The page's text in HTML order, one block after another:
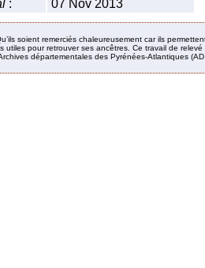
: 07 Nov 2013
soient remerciés chaleureusement car ils
pour retrouver ses ancêtres. Ce travail de relevé
départementales des Pyrénées-Atlantiques